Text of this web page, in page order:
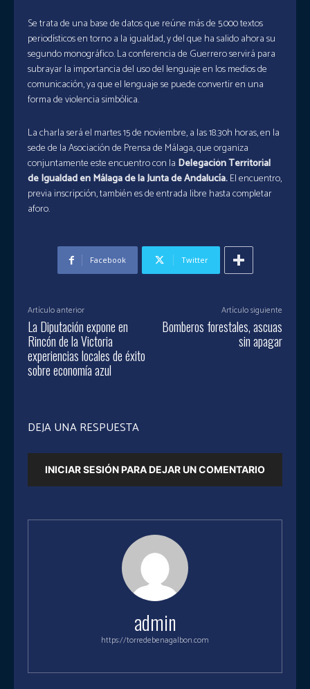
Se trata de una base de datos que reúne más de 5.000 textos
periodísticos en torno a la igualdad, y del que ha salido ahora su
segundo monográfico. La conferencia de Guerrero servirá para
subrayar la importancia del uso del lenguaje en los medios de
comunicación, ya que el lenguaje se puede convertir en una
forma de violencia simbólica.
La charla será el martes 15 de noviembre, a las 18.30h horas, en la
sede de la Asociación de Prensa de Málaga, que organiza
conjuntamente este encuentro con la Delegación Territorial
de Igualdad en Málaga de la Junta de Andalucía.El encuentro,
previa inscripción, también es de entrada libre hasta completar
aforo.
Facebook Twitter
Artículo anterior
La Diputación expone en
Rincón de la Victoria
experiencias locales de éxito
sobre economía azul
Artículo siguiente
Bomberos forestales, ascuas
sin apagar
DEJA UNA RESPUESTA
INICIAR SESIÓN PARA DEJAR UN COMENTARIO
admin
https://torredebenagalbon.com